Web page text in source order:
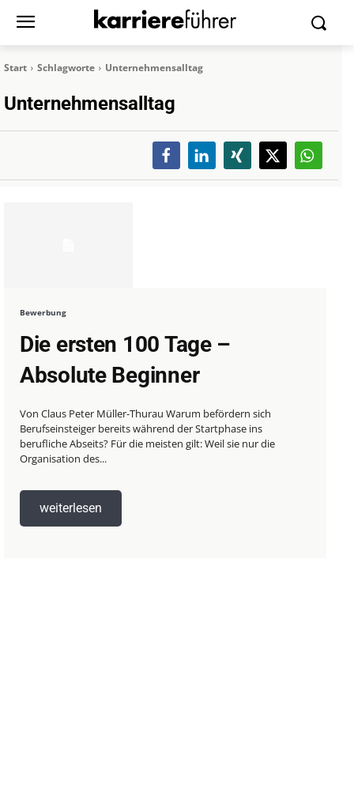
Start Schlagworte Unternehmensalltag
Unternehmensalltag
Bewerbung
Die ersten 100 Tage –
Absolute Beginner
Von Claus Peter Müller-Thurau Warum befördern sich
Berufseinsteiger bereits während der Startphase ins
berufliche Abseits? Für die meisten gilt: Weil sie nur die
Organisation des...
weiterlesen